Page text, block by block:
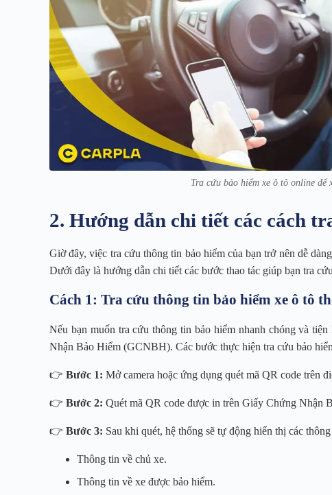
Tra cứu bảo hiểm xe ô tô online
2. Hướng dẫn chi tiết các cách
Giờ đây, việc tra cứu thông tin bảo hiểm của bạn trở nên dễ
Dưới đây là hướng dẫn chi tiết các bước thao tác giúp bạn tra
Cách 1: Tra cứu thông tin bảo hiểm xe ô tô
Nếu bạn muốn tra cứu thông tin bảo hiểm nhanh chóng và
Nhận Bảo Hiểm (GCNBH). Các bước thực hiện tra cứu bảo
👉 Bước 1: Mở camera hoặc ứng dụng quét mã QR code trên
👉 Bước 2: Quét mã QR code được in trên Giấy Chứng Nhận
👉 Bước 3: Sau khi quét, hệ thống sẽ tự động hiển thị các
Thông tin về chủ xe.
Thông tin về xe được bảo hiểm.